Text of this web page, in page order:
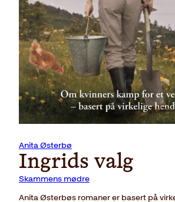
Last
Anita Østerbø
Ingrids valg
Skammens mødre
Anita Østerbøs romaner er basert på